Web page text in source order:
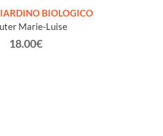
BIOLOGICO
Marie-Luise
18.00€